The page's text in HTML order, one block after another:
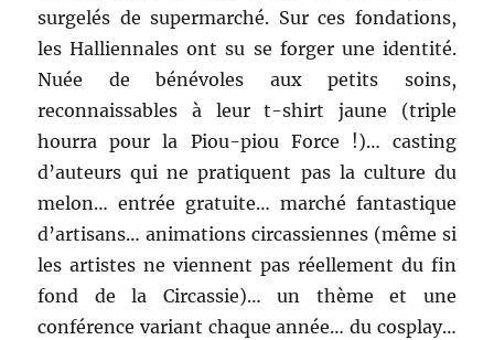
surgelés de supermarché. Sur ces fondations,
les Halliennales ont su se forger une identité.
Nuée de bénévoles aux petits soins,
reconnaissables à leur t-shirt jaune (triple
hourra pour la Piou-piou Force !)… casting
d’auteurs qui ne pratiquent pas la culture du
melon… entrée gratuite… marché fantastique
d’artisans… animations circassiennes (même si
les artistes ne viennent pas réellement du fin
fond de la Circassie)… un thème et une
conférence variant chaque année… du cosplay…